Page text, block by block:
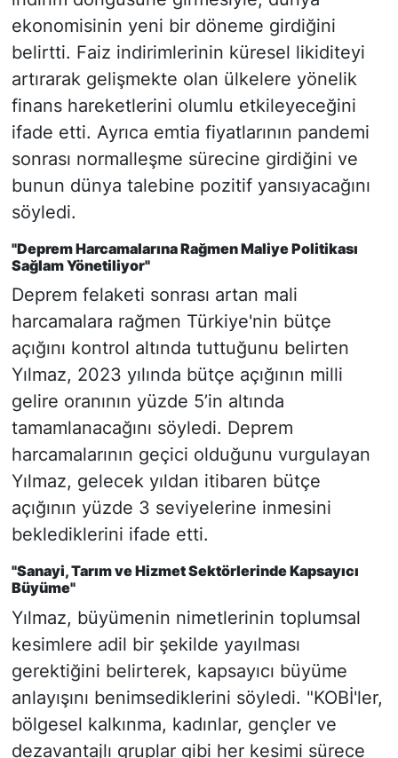
ekonomisinin yeni bir döneme girdiğini
belirtti. Faiz indirimlerinin küresel likiditeyi
artırarak gelişmekte olan ülkelere yönelik
finans hareketlerini olumlu etkileyeceğini
ifade etti. Ayrıca emtia fiyatlarının pandemi
sonrası normalleşme sürecine girdiğini ve
bunun dünya talebine pozitif yansıyacağını
söyledi.
"Deprem Harcamalarına Rağmen Maliye Politikası
Sağlam Yönetiliyor"
Deprem felaketi sonrası artan mali
harcamalara rağmen Türkiye'nin bütçe
açığını kontrol altında tuttuğunu belirten
Yılmaz, 2023 yılında bütçe açığının milli
gelire oranının yüzde 5’in altında
tamamlanacağını söyledi. Deprem
harcamalarının geçici olduğunu vurgulayan
Yılmaz, gelecek yıldan itibaren bütçe
açığının yüzde 3 seviyelerine inmesini
beklediklerini ifade etti.
"Sanayi, Tarım ve Hizmet Sektörlerinde Kapsayıcı
Büyüme"
Yılmaz, büyümenin nimetlerinin toplumsal
kesimlere adil bir şekilde yayılması
gerektiğini belirterek, kapsayıcı büyüme
anlayışını benimsediklerini söyledi. "KOBİ'ler,
bölgesel kalkınma, kadınlar, gençler ve
dezavantajlı gruplar gibi her kesimi sürece